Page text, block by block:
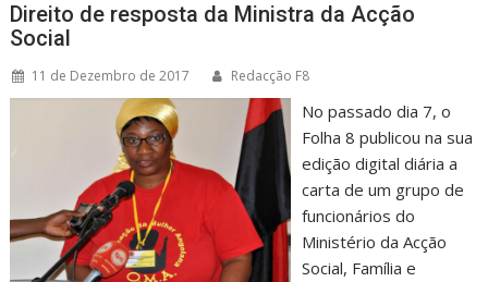
Direito de resposta da Ministra da Acção
Social
11 de Dezembro de 2017 Redacção F8
No passado dia 7, o
Folha 8 publicou na sua
edição digital diária a
carta de um grupo de
funcionários do
Ministério da Acção
Social, Família e